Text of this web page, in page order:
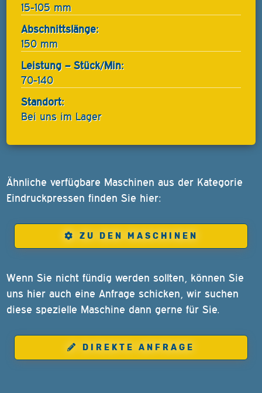
15-105 mm
Abschnittslänge:
150 mm
Leistung – Stück/Min:
70-140
Standort:
Bei uns im Lager
Ähnliche verfügbare Maschinen aus der Kategorie
Eindruckpressen finden Sie hier:
ZU DEN MASCHINEN
Wenn Sie nicht fündig werden sollten, können Sie
uns hier auch eine Anfrage schicken, wir suchen
diese spezielle Maschine dann gerne für Sie.
DIREKTE ANFRAGE